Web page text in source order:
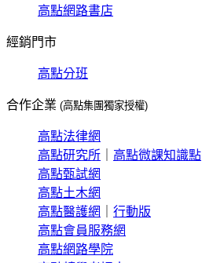
高點網路書店
經銷門市
高點分班
合作企業 (高點集團獨家授權)
高點法律網
高點研究所
高點微課知識點
高點甄試網
高點土木網
高點醫護網
行動版
高點會員服務網
高點網路學院